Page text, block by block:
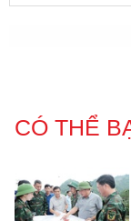
CÓ THỂ